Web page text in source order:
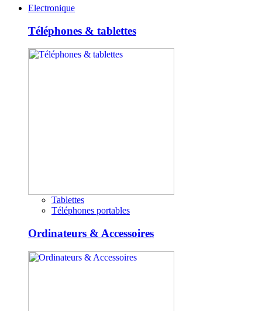
Electronique
Téléphones & tablettes
Tablettes
Téléphones portables
Ordinateurs & Accessoires